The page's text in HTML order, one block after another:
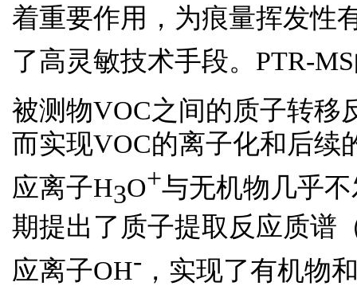
着重要作用，为痕量挥发性
了高灵敏技术手段。 PTR-MS
被测物VOC之间的质子转移
而实现VOC的离子化和后续
应离子H3O+与无机物几乎
期提出了质子提取反应质谱
应离子OH- ，实现了有机物